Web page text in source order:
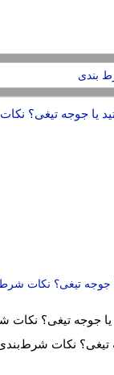
بندی
یا جوجه تیغی؟ نکات
یا جوجه تیغی؟
تیغی؟ نکات